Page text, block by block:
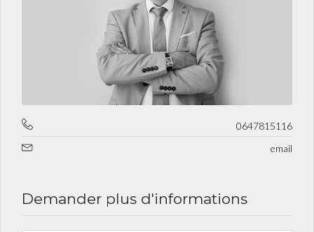
0647815116
email
Demander plus d'informations